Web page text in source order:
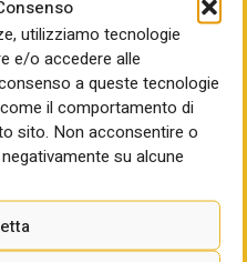
utilizziamo tecnologie
e/o accedere alle
a queste tecnologie
il comportamento di
sito. Non acconsentire o
su alcune
a logiche
vi è il Terzo settore, nel
di partecipazione
gratuitamente. Dall’altra
pubblici, che si fonda sul
e nel quale il costo della
delle componenti
n. 36/2023.